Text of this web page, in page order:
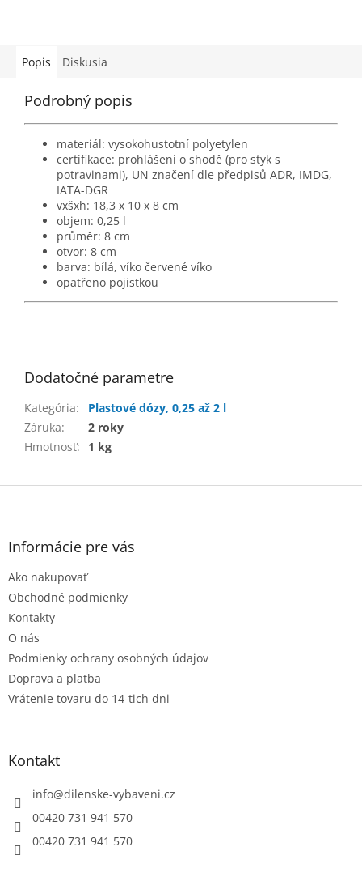
Popis Diskusia
Podrobný popis
materiál: vysokohustotní polyetylen
certifikace: prohlášení o shodě (pro styk s
potravinami), UN značení dle předpisů ADR, IMDG,
IATA-DGR
vxšxh: 18,3 x 10 x 8 cm
objem: 0,25 l
průměr: 8 cm
otvor: 8 cm
barva: bílá, víko červené víko
opatřeno pojistkou
Dodatočné parametre
Kategória:
Plastové dózy, 0,25 až 2 l
Záruka:
2 roky
Hmotnosť: 1 kg
Z
Informácie pre vás
Ako nakupovať
Obchodné podmienky
Kontakty
O nás
Podmienky ochrany osobných údajov
Doprava a platba
Vrátenie tovaru do 14-tich dni
Kontakt
info@dilenske-vybaveni.cz
00420 731 941 570
00420 731 941 570